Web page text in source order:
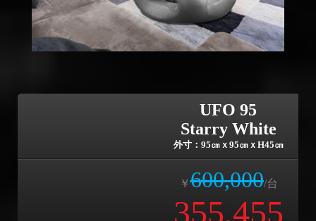
UFO 95
Starry White
外寸：95㎝ｘ95㎝ｘH45㎝
￥600,000/台
355,455